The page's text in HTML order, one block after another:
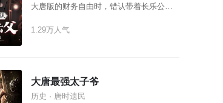
大唐版的财务自由时，错认带着长乐公主
莫忧，区区灾荒而已，李二只需如此这般
莫忧，区区突厥而已，反手灭之！” 李世
民：“？？？” 终于有一天，当真正的岳父
带着未婚妻来访，陈牧麻了...
1.29万人气
大唐最强太子爷
历史 · 唐时遗民